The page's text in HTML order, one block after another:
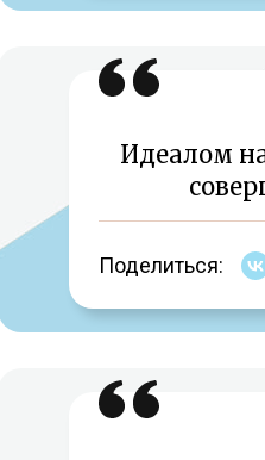
Идеалом
Поделиться: